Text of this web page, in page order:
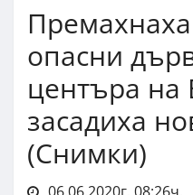
опасни
центъра на
засадиха
(Снимки)